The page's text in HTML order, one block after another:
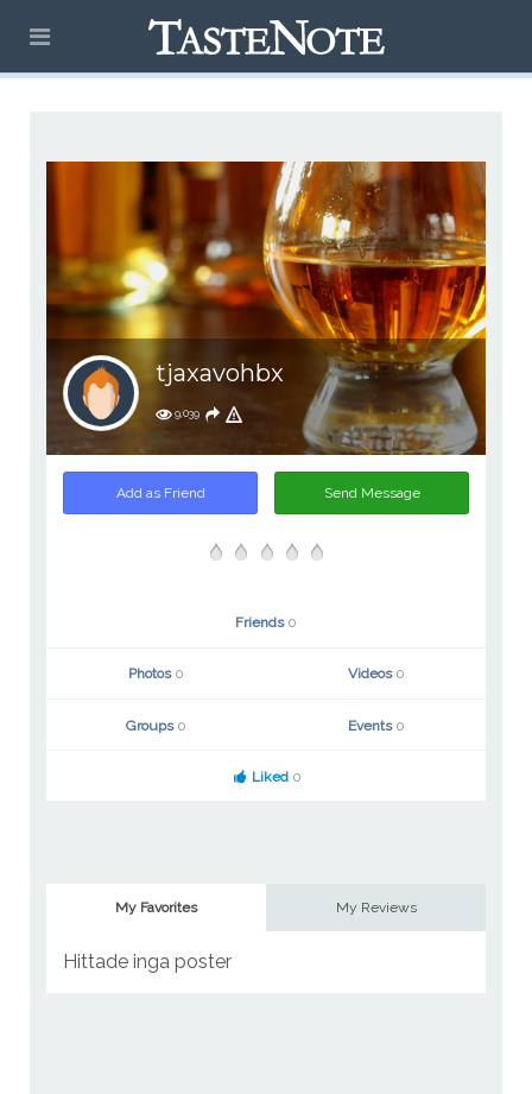
tjaxavohbx
9,039
Add as Friend Send Message
Friends 0
Photos 0 Videos 0
Groups 0 Events 0
Liked 0
My Favorites My Reviews
Hittade inga poster